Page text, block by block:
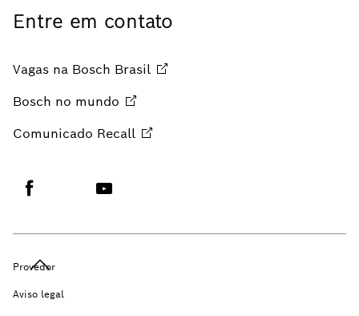
Entre em contato
Vagas na Bosch Brasil
Bosch no mundo
Comunicado Recall
Provedor
Aviso legal